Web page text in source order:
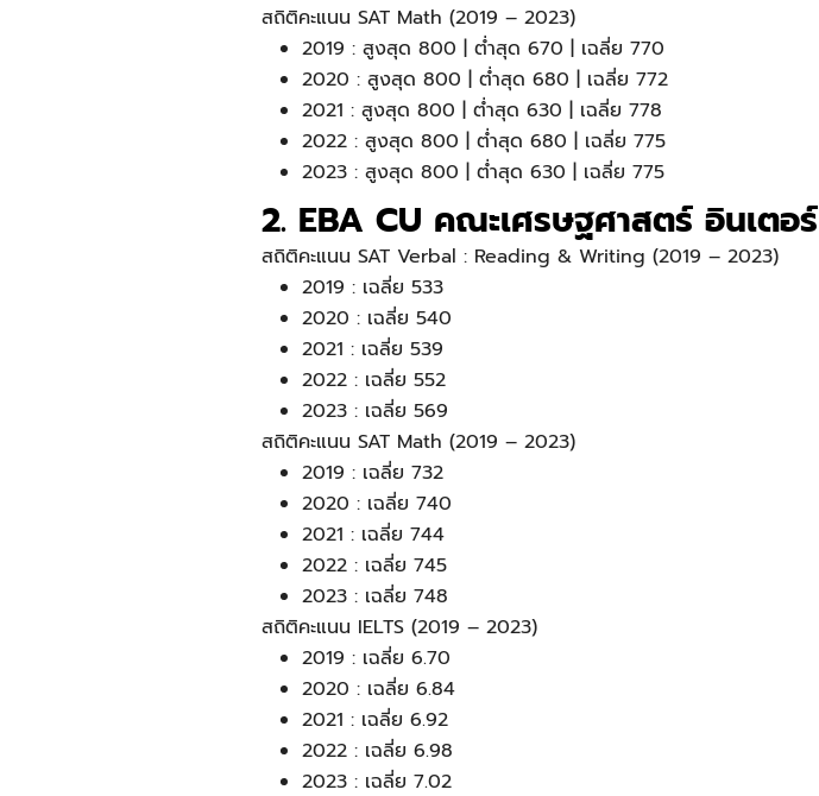
สถิติคะแนน SAT Math (2019 – 2023)
2019 : สูงสุด 800 | ต่ำสุด 670 | เฉลี่ย 770
2020 : สูงสุด 800 | ต่ำสุด 680 | เฉลี่ย 772
2021 : สูงสุด 800 | ต่ำสุด 630 | เฉลี่ย 778
2022 : สูงสุด 800 | ต่ำสุด 680 | เฉลี่ย 775
2023 : สูงสุด 800 | ต่ำสุด 630 | เฉลี่ย 775
2. EBA CU คณะเศรษฐศาสตร์ อินเตอร์
สถิติคะแนน SAT Verbal : Reading & Writing (2019 – 2023)
2019 : เฉลี่ย 533
2020 : เฉลี่ย 540
2021 : เฉลี่ย 539
2022 : เฉลี่ย 552
2023 : เฉลี่ย 569
สถิติคะแนน SAT Math (2019 – 2023)
2019 : เฉลี่ย 732
2020 : เฉลี่ย 740
2021 : เฉลี่ย 744
2022 : เฉลี่ย 745
2023 : เฉลี่ย 748
สถิติคะแนน IELTS (2019 – 2023)
2019 : เฉลี่ย 6.70
2020 : เฉลี่ย 6.84
2021 : เฉลี่ย 6.92
2022 : เฉลี่ย 6.98
2023 : เฉลี่ย 7.02